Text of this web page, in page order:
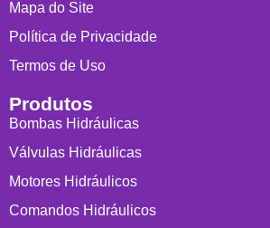
Mapa do Site
Política de Privacidade
Termos de Uso
Produtos
Bombas Hidráulicas
Válvulas Hidráulicas
Motores Hidráulicos
Comandos Hidráulicos